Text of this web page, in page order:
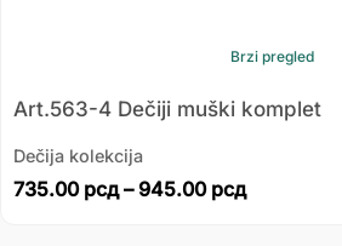
Brzi pregled
Art.563-4 Dečiji muški komplet
Dečija kolekcija
735.00 рсд – 945.00 рсд